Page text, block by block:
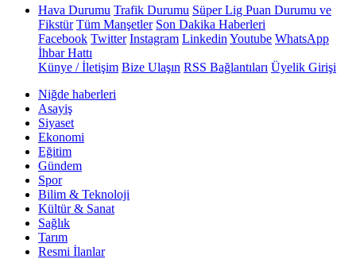
Hava Durumu Trafik Durumu Süper Lig Puan Durumu ve
Fikstür Tüm Manşetler Son Dakika Haberleri
Facebook Twitter Instagram Linkedin Youtube WhatsApp
İhbar Hattı
Künye / İletişim Bize Ulaşın RSS Bağlantıları Üyelik Girişi
Niğde haberleri
Asayiş
Siyaset
Ekonomi
Eğitim
Gündem
Spor
Bilim & Teknoloji
Kültür & Sanat
Sağlık
Tarım
Resmi İlanlar